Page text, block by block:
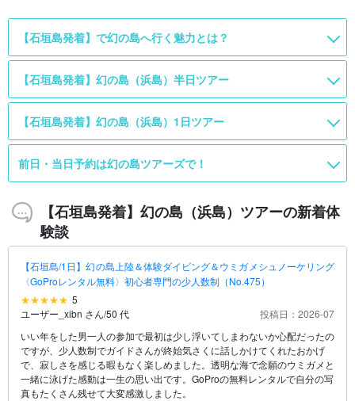
【石垣島発着】で幻の島へ行く魅力とは？
【石垣島発着】幻の島（浜島）半日ツアー
【石垣島発着】幻の島（浜島）1日ツアー
前日・当日予約は幻の島ツアーズで！
【石垣島発着】幻の島（浜島）ツアーの新着体
験談
【石垣島/1日】幻の島上陸＆体験ダイビング＆ウミガメシュノーケリング
〈GoProレンタル無料〉初心者専門の少人数制（No.475）
5
ユーザー_xibn さん/50 代
投稿日：2026-07
いい年をした男一人の参加で最初は少し浮いてしまわないか心配だったの
ですが、少人数制でガイドさんが終始気さくに話しかけてくれたおかげ
で、寂しさを感じる暇もなく楽しめました。透明な海で念願のウミガメと
一緒に泳げた感動は一生の思い出です。GoProの無料レンタルで自分の写
真もたくさん残せて大変感激しました。